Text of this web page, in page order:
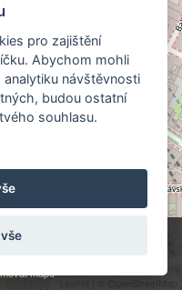
mapu
pro zajištění
Abychom mohli
návštěvnosti
budou ostatní
souhlasu.